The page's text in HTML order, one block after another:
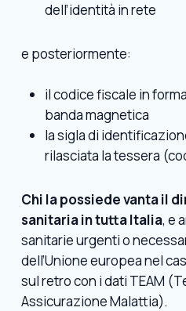
dell’identità in rete
e posteriormente:
il codice fiscale in
banda magnetica
la sigla di
rilasciata la tessera
Chi la possiede vanta il
sanitaria in tutta Italia, e
sanitarie urgenti o
dell’Unione europea nel
sul retro con i dati TEAM
Assicurazione Malattia).